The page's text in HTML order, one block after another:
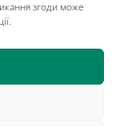
згоди може